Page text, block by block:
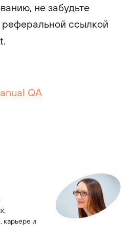
не забудьте
ссылкой
QA
карьере и